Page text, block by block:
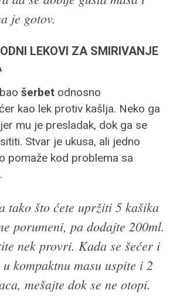
je gotov.
LEKOVI ZA SMIRIVANJE
šerbetodnosno
kao lek protiv kašlja. Neko ga
mu je presladak, dok ga se
Stvar je ukusa, ali jedno
pomaže kod problema sa
tako što ćete upržiti 5 kašika
porumeni, pa dodajte 200ml.
nek provri. Kada se šećer i
kompaktnu masu uspite i 2
mešajte dok se ne otopi.